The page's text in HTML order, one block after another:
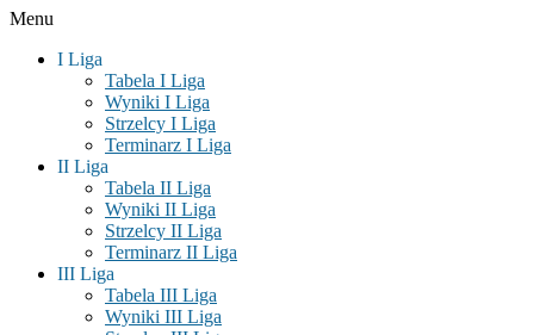
Menu
I Liga
Tabela I Liga
Wyniki I Liga
Strzelcy I Liga
Terminarz I Liga
II Liga
Tabela II Liga
Wyniki II Liga
Strzelcy II Liga
Terminarz II Liga
III Liga
Tabela III Liga
Wyniki III Liga